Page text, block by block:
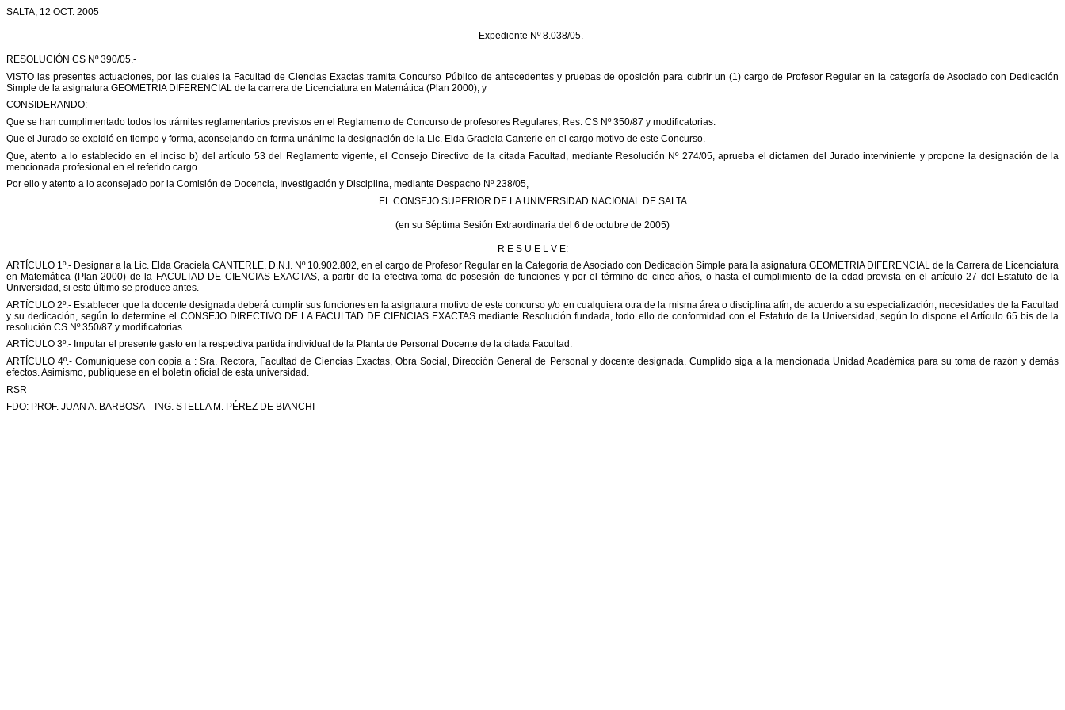
SALTA, 12 OCT. 2005
Expediente Nº 8.038/05.-
RESOLUCIÓN CS Nº 390/05.-
VISTO las presentes actuaciones, por las cuales la Facultad de Ciencias Exactas tramita Concurso Público de antecedentes y pruebas de oposición para cubrir un (1) cargo de Profesor Regular en la categoría de Asociado con Dedicación
Simple de la asignatura GEOMETRIA DIFERENCIAL de la carrera de Licenciatura en Matemática (Plan 2000), y
CONSIDERANDO:
Que se han cumplimentado todos los trámites reglamentarios previstos en el Reglamento de Concurso de profesores Regulares, Res. CS Nº 350/87 y modificatorias.
Que el Jurado se expidió en tiempo y forma, aconsejando en forma unánime la designación de la Lic. Elda Graciela Canterle en el cargo motivo de este Concurso.
Que, atento a lo establecido en el inciso b) del artículo 53 del Reglamento vigente, el Consejo Directivo de la citada Facultad, mediante Resolución Nº 274/05, aprueba el dictamen del Jurado interviniente y propone la designación de la
mencionada profesional en el referido cargo.
Por ello y atento a lo aconsejado por la Comisión de Docencia, Investigación y Disciplina, mediante Despacho Nº 238/05,
EL CONSEJO SUPERIOR DE LA UNIVERSIDAD NACIONAL DE SALTA
(en su Séptima Sesión Extraordinaria del 6 de octubre de 2005)
R E S U E L V E:
ARTÍCULO 1º.- Designar a la Lic. Elda Graciela CANTERLE, D.N.I. Nº 10.902.802, en el cargo de Profesor Regular en la Categoría de Asociado con Dedicación Simple para la asignatura GEOMETRIA DIFERENCIAL de la Carrera de Licenciatura
en Matemática (Plan 2000) de la FACULTAD DE CIENCIAS EXACTAS, a partir de la efectiva toma de posesión de funciones y por el término de cinco años, o hasta el cumplimiento de la edad prevista en el artículo 27 del Estatuto de la
Universidad, si esto último se produce antes.
ARTÍCULO 2º.- Establecer que la docente designada deberá cumplir sus funciones en la asignatura motivo de este concurso y/o en cualquiera otra de la misma área o disciplina afín, de acuerdo a su especialización, necesidades de la Facultad
y su dedicación, según lo determine el CONSEJO DIRECTIVO DE LA FACULTAD DE CIENCIAS EXACTAS mediante Resolución fundada, todo ello de conformidad con el Estatuto de la Universidad, según lo dispone el Artículo 65 bis de la
resolución CS Nº 350/87 y modificatorias.
ARTÍCULO 3º.- Imputar el presente gasto en la respectiva partida individual de la Planta de Personal Docente de la citada Facultad.
ARTÍCULO 4º.- Comuníquese con copia a : Sra. Rectora, Facultad de Ciencias Exactas, Obra Social, Dirección General de Personal y docente designada. Cumplido siga a la mencionada Unidad Académica para su toma de razón y demás
efectos. Asimismo, publíquese en el boletín oficial de esta universidad.
RSR
FDO: PROF. JUAN A. BARBOSA – ING. STELLA M. PÉREZ DE BIANCHI